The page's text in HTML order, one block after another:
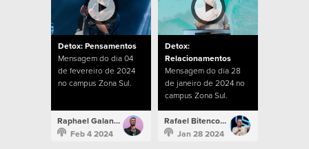
Detox: Pensamentos
Mensagem do dia 04
de fevereiro de 2024
no campus Zona Sul.
Raphael Galante
Feb 4 2024
Detox:
Relacionamentos
Mensagem do dia 28
de janeiro de 2024 no
campus Zona Sul.
Rafael Bitencourt
Jan 28 2024